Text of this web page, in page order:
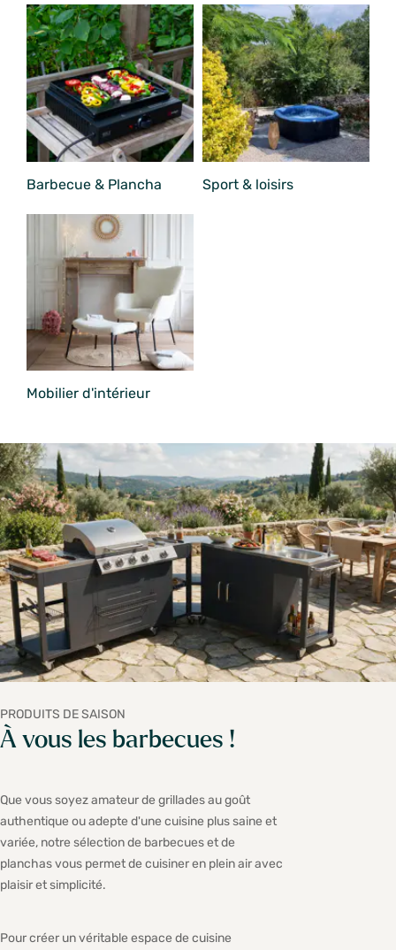
Barbecue & Plancha Sport & loisirs
Mobilier d'intérieur
PRODUITS DE SAISON
À vous les barbecues !
Que vous soyez amateur de grillades au goût
authentique ou adepte d'une cuisine plus saine et
variée, notre sélection de barbecues et de
planchas vous permet de cuisiner en plein air avec
plaisir et simplicité.
Pour créer un véritable espace de cuisine